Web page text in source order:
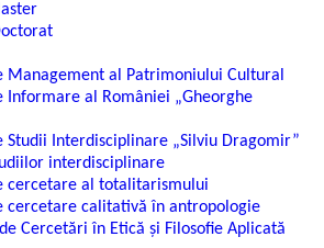
Management al Patrimoniului Cultural
Informare al României „Gheorghe
Studii Interdisciplinare „Silviu Dragomir”
interdisciplinare
cercetare al totalitarismului
cercetare calitativă în antropologie
Cercetări în Etică și Filosofie Aplicată